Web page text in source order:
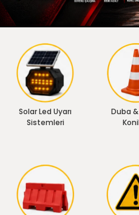
Solar Led Uyarı
Sistemleri
Duba